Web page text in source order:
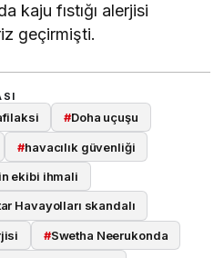
kaju fıstığı alerjisi
geçirmişti.
#Doha uçuşu
#havacılık güvenliği
ekibi ihmali
Havayolları skandalı
#Swetha Neerukonda